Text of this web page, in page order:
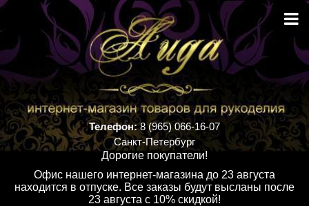
Телефон:8 (965) 066-16-07
Санкт-Петербург
Дорогие покупатели!
Офис нашего интернет-магазина до 23 августа
находится в отпуске. Все заказы будут высланы после
23 августа с 10% скидкой!